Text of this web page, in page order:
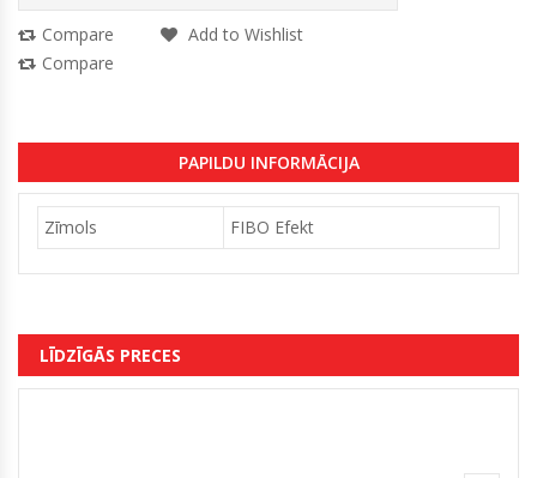
Compare
Add to Wishlist
Compare
PAPILDU INFORMĀCIJA
Zīmols FIBO Efekt
LĪDZĪGĀS PRECES